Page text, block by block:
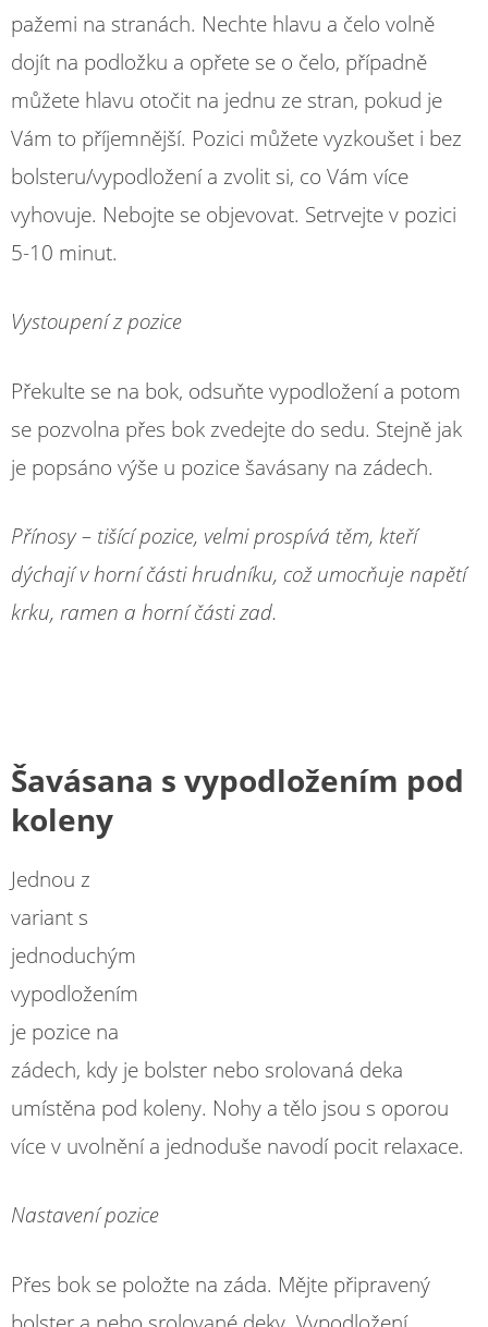
pažemi na stranách. Nechte hlavu a čelo volně
dojít na podložku a opřete se o čelo, případně
můžete hlavu otočit na jednu ze stran, pokud je
Vám to příjemnější. Pozici můžete vyzkoušet i bez
bolsteru/vypodložení a zvolit si, co Vám více
vyhovuje. Nebojte se objevovat. Setrvejte v pozici
5-10 minut.
Vystoupení z pozice
Překulte se na bok, odsuňte vypodložení a potom
se pozvolna přes bok zvedejte do sedu. Stejně jak
je popsáno výše u pozice šavásany na zádech.
Přínosy – tišící pozice, velmi prospívá těm, kteří
dýchají v horní části hrudníku, což umocňuje napětí
krku, ramen a horní části zad.
Šavásana s vypodložením pod
koleny
Jednou z
variant s
jednoduchým
vypodložením
je pozice na
zádech, kdy je bolster nebo srolovaná deka
umístěna pod koleny. Nohy a tělo jsou s oporou
více v uvolnění a jednoduše navodí pocit relaxace.
Nastavení pozice
Přes bok se položte na záda. Mějte připravený